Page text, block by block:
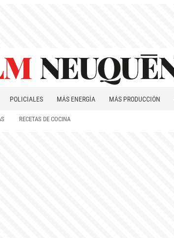
POLICIALES MÁS ENERGÍA MÁS PRODUCCIÓN
RECETAS DE COCINA